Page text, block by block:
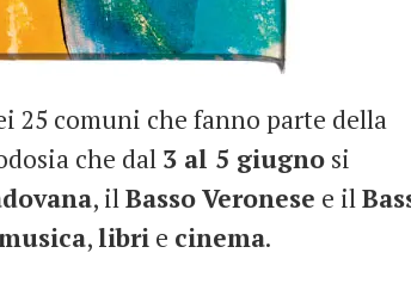
25 comuni che fanno parte della
che dal 3 al 5 giugno si
, ilBassoVeronese e il
,libri e cinema.